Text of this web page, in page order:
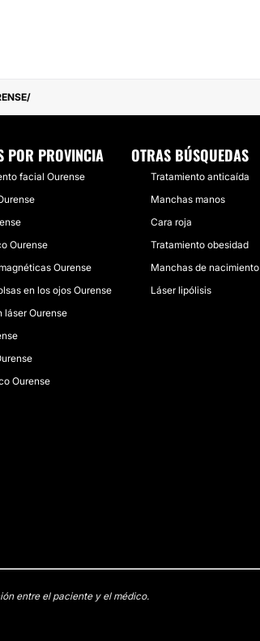
POR PROVINCIA
facial Ourense
Ourense
Ourense
en los ojos Ourense
láser Ourense
Ourense
OTRAS BÚSQUEDAS
Tratamiento anticaída
Manchas manos
Cara roja
Tratamiento obesidad
Manchas de nacimiento
Láser lipólisis
entre el paciente y el médico.